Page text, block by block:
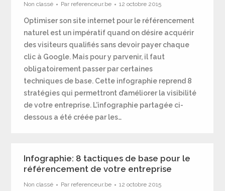
Non classé Par referenceur.be 12 octobre 2015
Optimiser son site internet pour le référencement
naturel est un impératif quand on désire acquérir
des visiteurs qualifiés sans devoir payer chaque
clic à Google. Mais pour y parvenir, il faut
obligatoirement passer par certaines
techniques de base. Cette infographie reprend 8
stratégies qui permettront d’améliorer la visibilité
de votre entreprise. L’infographie partagée ci-
dessous a été créée par les…
Infographie: 8 tactiques de base pour le
référencement de votre entreprise
Non classé Par referenceur.be 12 octobre 2015